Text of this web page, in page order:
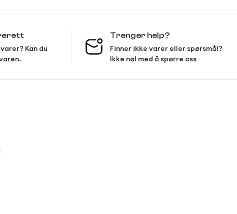
Kan du
Trenger help?
Finner ikke varer eller spørsmål?
Ikke nøl med å spørre oss